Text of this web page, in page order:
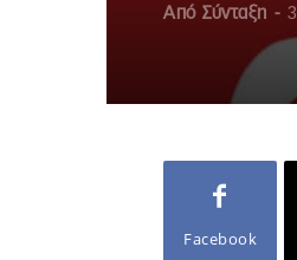
Από Σύνταξη -
Facebook